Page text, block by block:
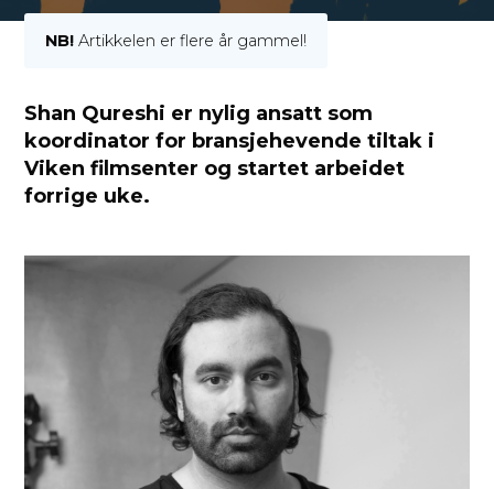
NB! Artikkelen er flere år gammel!
Shan Qureshi er nylig ansatt som
koordinator for bransjehevende tiltak i
Viken filmsenter og startet arbeidet
forrige uke.